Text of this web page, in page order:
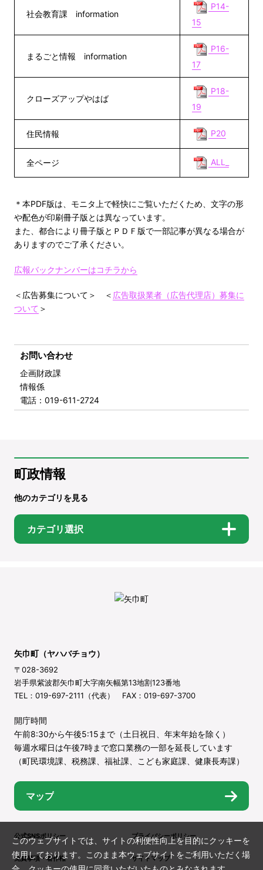
社会教育課 information
P14-
15
まるごと情報 information
P16-
17
クローズアップやはば
P18-
19
住民情報 P20
全ページ ALL_
＊本PDF版は、モニタ上で軽快にご覧いただくため、文字の形
や配色が印刷冊子版とは異なっています。
また、都合により冊子版とＰＤＦ版で一部記事が異なる場合が
ありますのでご了承ください。
広報バックナンバーはコチラから
＜広告募集について＞ ＜ 広告取扱業者（広告代理店）募集に
ついて ＞
お問い合わせ
企画財政課
情報係
電話 ：019-611-2724
町政情報
他のカテゴリを見る
カテゴリ選択
矢巾町（ヤハバチョウ）
〒028-3692
岩手県紫波郡矢巾町大字南矢幅第13地割123番地
TEL：019-697-2111（代表） FAX：019-697-3700
開庁時間
午前8:30から午後5:15まで（土日祝日、年末年始を除く）
毎週水曜日は午後7時まで窓口業務の一部を延長しています
（町民環境課、税務課、福祉課、こども家庭課、健康長寿課）
マップ
公式SNSポリシー プライバシーポリシー
免責事項・著作権 サイトマップ
このウェブサイトでは、サイトの利便性向上を目的にクッキーを
使用しております。このまま本ウェブサイトをご利用いただく場